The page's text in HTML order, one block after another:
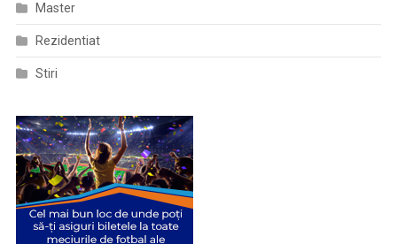
Master
Rezidentiat
Stiri